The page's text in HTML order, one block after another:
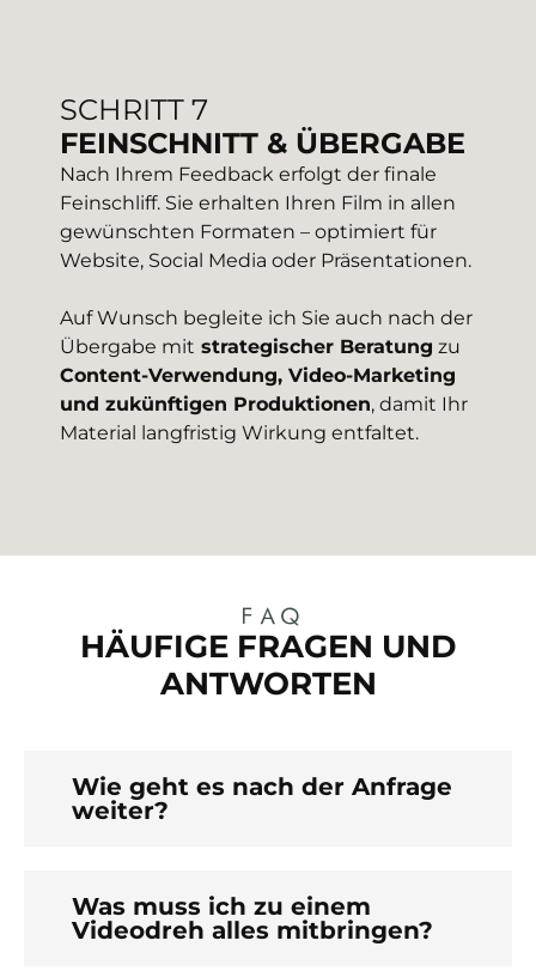
SCHRITT 7
FEINSCHNITT & ÜBERGABE
Nach Ihrem Feedback erfolgt der finale
Feinschliff. Sie erhalten Ihren Film in allen
gewünschten Formaten – optimiert für
Website, Social Media oder Präsentationen.
Auf Wunsch begleite ich Sie auch nach der
Übergabe mit strategischer Beratung zu
Content-Verwendung, Video-Marketing
und zukünftigen Produktionen, damit Ihr
Material langfristig Wirkung entfaltet.
FAQ
HÄUFIGE FRAGEN UND
ANTWORTEN
Wie geht es nach der Anfrage
weiter?
Was muss ich zu einem
Videodreh alles mitbringen?